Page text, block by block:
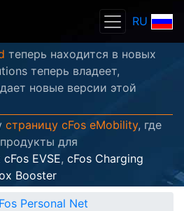
RU
теперь находится в новых
теперь владеет,
новые версии этой
страницу cFos eMobility, где
для
cFos EVSE, cFos Charging
Booster
Personal Net